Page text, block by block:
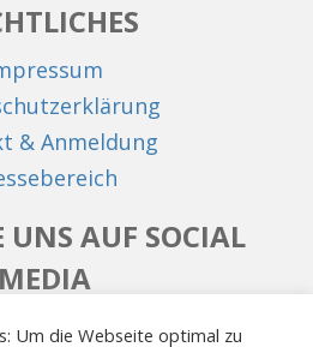
& Anmeldung
UNS AUF SOCIAL
MEDIA
Facebook
Instagram
LinkedIn
Um die Webseite optimal zu